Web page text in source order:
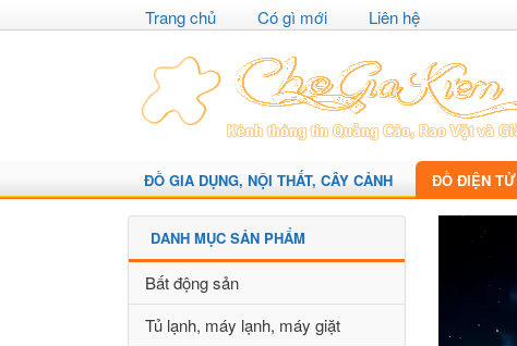
Trang chủ Có gì mới Liên hệ
ĐỒ GIA DỤNG, NỘI THẤT, CÂY CẢNH ĐỒ ĐIỆN TỬ
DANH MỤC SẢN PHẨM
Bất động sản
Tủ lạnh, máy lạnh, máy giặt